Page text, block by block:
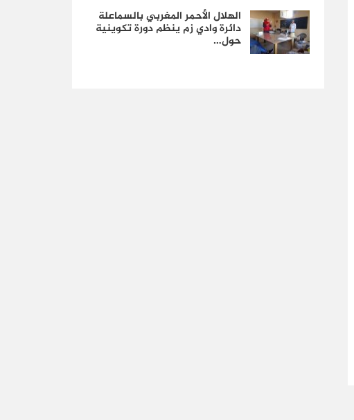
الهلال الأحمر المغربي بالسماعلة
دائرة وادي زم ينظم دورة تكوينية
حول…